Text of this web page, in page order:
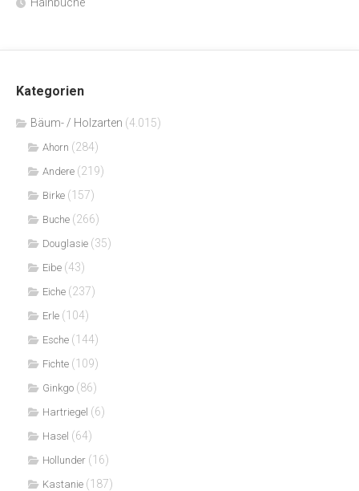
Kategorien
Bäum- / Holzarten (4.015)
Ahorn (284)
Andere (219)
Birke (157)
Buche (266)
Douglasie (35)
Eibe (43)
Eiche (237)
Erle (104)
Esche (144)
Fichte (109)
Ginkgo (86)
Hartriegel (6)
Hasel (64)
Hollunder (16)
Kastanie (187)